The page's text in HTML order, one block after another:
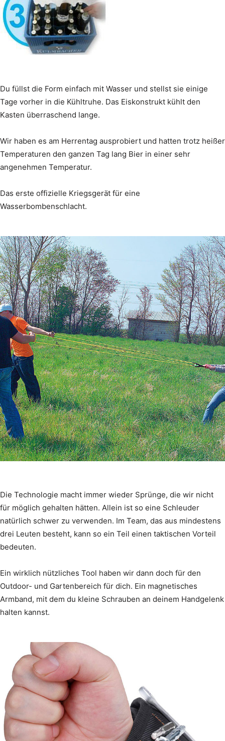
Du füllst die Form einfach mit Wasser und stellst sie einige
Tage vorher in die Kühltruhe. Das Eiskonstrukt kühlt den
Kasten überraschend lange.
Wir haben es am Herrentag ausprobiert und hatten trotz heißer
Temperaturen den ganzen Tag lang Bier in einer sehr
angenehmen Temperatur.
Das erste offizielle Kriegsgerät für eine
Wasserbombenschlacht.
Die Technologie macht immer wieder Sprünge, die wir nicht
für möglich gehalten hätten. Allein ist so eine Schleuder
natürlich schwer zu verwenden. Im Team, das aus mindestens
drei Leuten besteht, kann so ein Teil einen taktischen Vorteil
bedeuten.
Ein wirklich nützliches Tool haben wir dann doch für den
Outdoor- und Gartenbereich für dich. Ein magnetisches
Armband, mit dem du kleine Schrauben an deinem Handgelenk
halten kannst.